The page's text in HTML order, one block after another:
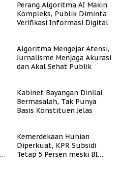
Perang Algoritma AI Makin
Kompleks, Publik Diminta
Verifikasi Informasi Digital
Algoritma Mengejar Atensi,
Jurnalisme Menjaga Akurasi
dan Akal Sehat Publik
Kabinet Bayangan Dinilai
Bermasalah, Tak Punya
Basis Konstituen Jelas
Kemerdekaan Hunian
Diperkuat, KPR Subsidi
Tetap 5 Persen meski BI